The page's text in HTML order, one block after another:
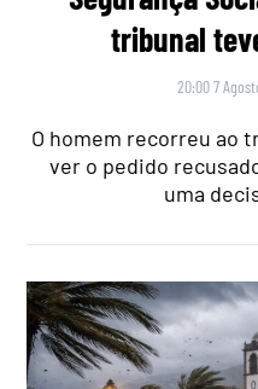
tribunal
20:00 7
O homem recorreu ao
ver o pedido
uma